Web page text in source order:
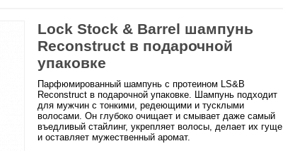
Lock Stock & Barrel шампунь
Reconstruct в подарочной
упаковке
Парфюмированный шампунь с протеином LS&B
Reconstruct в подарочной упаковке. Шампунь подходит
для мужчин с тонкими, редеющими и тусклыми
волосами. Он глубоко очищает и смывает даже самый
въедливый стайлинг, укрепляет волосы, делает их гуще
и оставляет мужественный аромат.